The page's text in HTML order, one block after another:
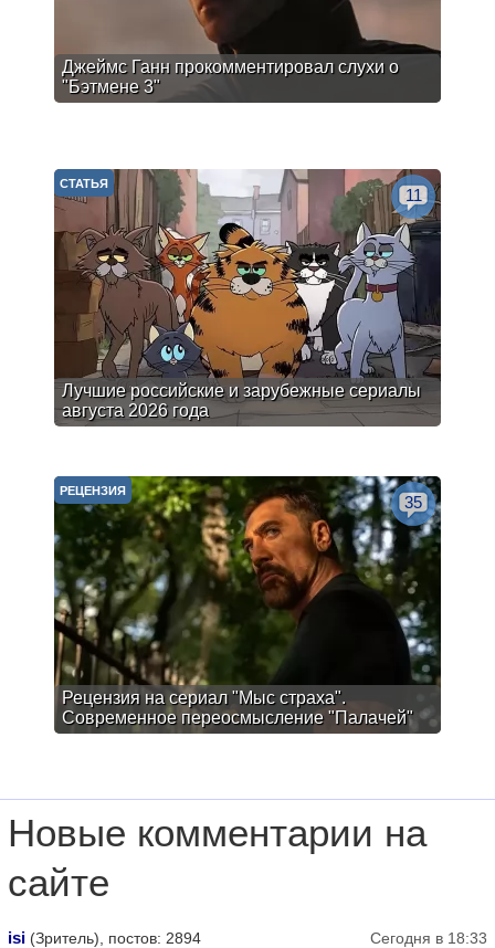
Джеймс Ганн прокомментировал слухи о
"Бэтмене 3"
Лучшие российские и зарубежные сериалы
августа 2026 года
СТАТЬЯ
11
Рецензия на сериал "Мыс страха".
Современное переосмысление "Палачей"
РЕЦЕНЗИЯ
35
Новые комментарии на
сайте
isi (Зритель), постов: 2894 Сегодня в 18:33